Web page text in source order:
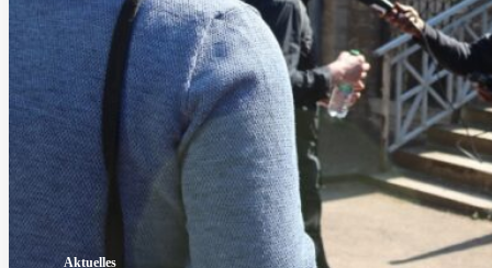
Aktuelles